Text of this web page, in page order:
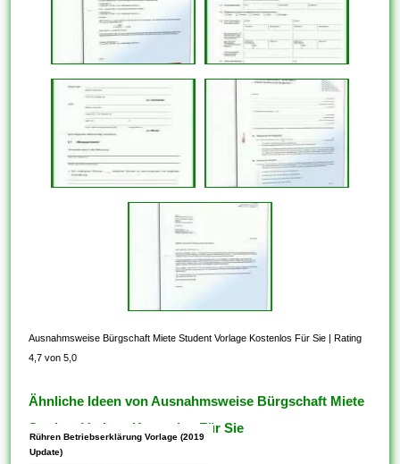
Ausnahmsweise Bürgschaft Miete Student Vorlage Kostenlos Für Sie |Rating
4,7 von 5,0
Ähnliche Ideen von Ausnahmsweise Bürgschaft Miete
Student Vorlage Kostenlos Für Sie
Rühren Betriebserklärung Vorlage (2019
Update)